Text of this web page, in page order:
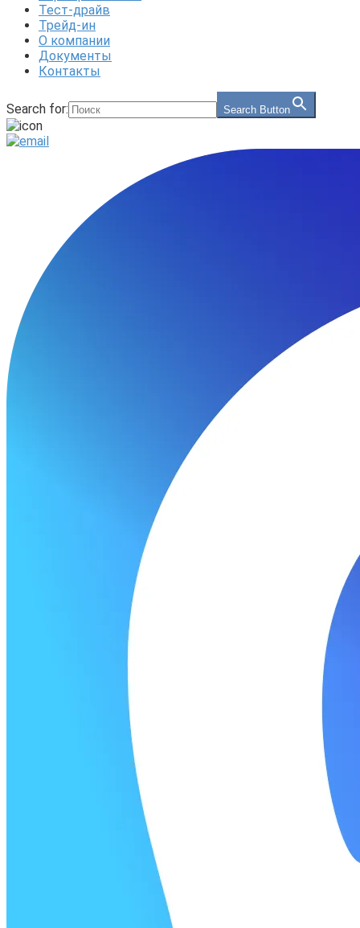
Тест-драйв
Трейд-ин
О компании
Документы
Контакты
Search for: Search Button